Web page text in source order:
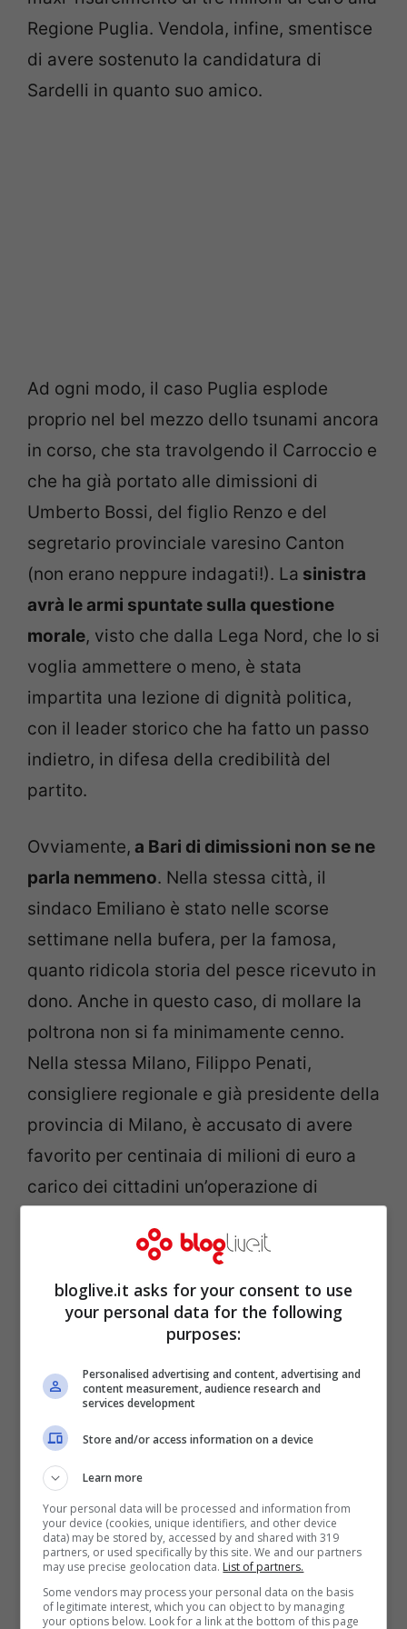
Regione Puglia. Vendola, infine, smentisce
di avere sostenuto la candidatura di
Sardelli in quanto suo amico.
Ad ogni modo, il caso Puglia esplode
proprio nel bel mezzo dello tsunami ancora
in corso, che sta travolgendo il Carroccio e
che ha già portato alle dimissioni di
Umberto Bossi, del figlio Renzo e del
segretario provinciale varesino Canton
(non erano neppure indagati!). La sinistra
avrà le armi spuntate sulla questione
morale, visto che dalla Lega Nord, che lo si
voglia ammettere o meno, è stata
impartita una lezione di dignità politica,
con il leader storico che ha fatto un passo
indietro, in difesa della credibilità del
partito.
Ovviamente, a Bari di dimissioni non se ne
parla nemmeno. Nella stessa città, il
sindaco Emiliano è stato nelle scorse
settimane nella bufera, per la famosa,
quanto ridicola storia del pesce ricevuto in
dono. Anche in questo caso, di mollare la
poltrona non si fa minimamente cenno.
Nella stessa Milano, Filippo Penati,
consigliere regionale e già presidente della
provincia di Milano, è accusato di avere
favorito per centinaia di milioni di euro a
carico dei cittadini un’operazione di
attraverso l’acquisto di una quota della
Milano-Serravalle.
In questo caso, non sono arrivate
nemmeno le scuse, ma la sinistra si è
chiusa a riccio e in un silenzio
imbarazzante e assordante.
Ma per tornare nella Puglia del moralista
Vendola, basti pensare che la suaregione
vanta il record di aumento dei costi della
politica.
Da quando egli è governatore,
ossia dal 2005, il Consiglio Regionale ha
bloglive.it asks for your consent to use
your personal data for the following
purposes:
Personalised advertising and content, advertising and
content measurement, audience research and
services development
Store and/or access information on a device
Learn more
Your personal data will be processed and information from
your device (cookies, unique identifiers, and other device
data) may be stored by, accessed by and shared with 319
partners, or used specifically by this site. We and our partners
may use precise geolocation data. List of partners.
Some vendors may process your personal data on the basis
of legitimate interest, which you can object to by managing
your options below. Look for a link at the bottom of this page